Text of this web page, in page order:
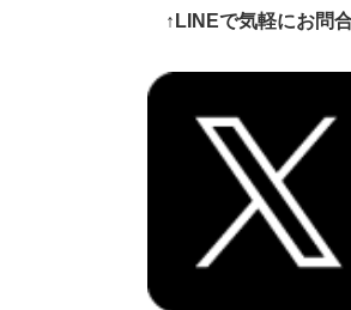
↑LINEで気軽にお問